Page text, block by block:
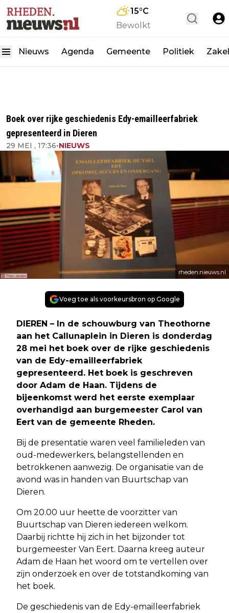
15°C
Bewolkt
Nieuws Agenda Gemeente Politiek
Boek over rijke geschiedenis Edy-emailleerfabriek
gepresenteerd in Dieren
29 MEI , 17:36•NIEUWS
rheden.nieuws.nl
Voeg toe als voorkeursbron op Google
DIEREN – In de schouwburg van Theothorne
aan het Callunaplein in Dieren is donderdag
28 mei het boek over de rijke geschiedenis
van de Edy-emailleerfabriek
gepresenteerd. Het boek is geschreven
door Adam de Haan. Tijdens de
bijeenkomst werd het eerste exemplaar
overhandigd aan burgemeester Carol van
Eert van de gemeente Rheden.
Bij de presentatie waren veel familieleden van
oud-medewerkers, belangstellenden en
betrokkenen aanwezig. De organisatie van de
avond was in handen van Buurtschap van
Dieren.
Om 20.00 uur heette de voorzitter van
Buurtschap van Dieren iedereen welkom.
Daarbij richtte hij zich in het bijzonder tot
burgemeester Van Eert. Daarna kreeg auteur
Adam de Haan het woord om te vertellen over
zijn onderzoek en over de totstandkoming van
het boek.
De geschiedenis van de Edy-emailleerfabriek